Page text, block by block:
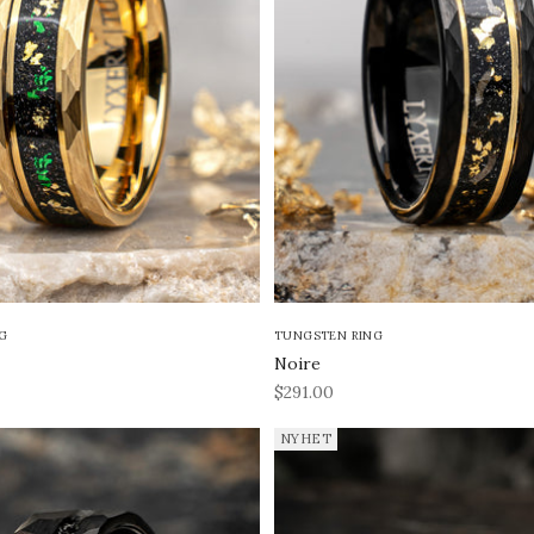
TUNGSTEN RING
Noire
REA-pris
$291.00
NYHET